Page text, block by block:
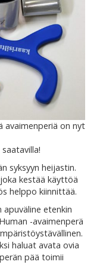
avaimenperiä on nyt
syksyyn heijastin.
kestää käyttöä
helppo kiinnittää.
apuväline etenkin
-avaimenperä
haluat avata ovia
pää toimii